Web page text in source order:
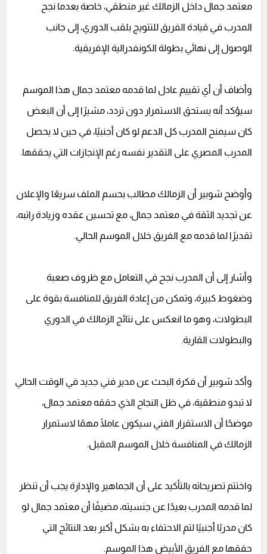
معتمد جمال داخل الزمالك غير منطقي، خاصة بعدما نجح
المدرب في قيادة الفريق للتتويج بلقب الدوري، إلى جانب
الوصول إلى نهائي بطولة الكونفدرالية الإفريقية.
وأضاف أن أي تقييم عادل لما قدمه معتمد جمال هذا الموسم
سيؤكد أنه يستحق الاستمرار دون تردد، مشيرًا إلى أن البعض
كان سيمنح المدرب كل الدعم لو كان أجنبيًا، في حين لا يحصل
المدرب المصري على التقدير نفسه رغم الإنجازات التي يحققها.
وأوضح شوبير أن الزمالك مطالب بحسم الملف سريعًا والإعلان
عن تجديد الثقة في معتمد جمال، مع تحسين عقده وزيادة راتبه،
تقديرًا لما قدمه مع الفريق خلال الموسم الحالي.
وأشار إلى أن المدرب نجح في التعامل مع ظروف صعبة
وضغوط كبيرة، وتمكن من إعادة الفريق للمنافسة بقوة على
البطولات، وهو ما انعكس على نتائج الزمالك في الدوري
والبطولات القارية.
وأكد شوبير أن فكرة البحث عن مدير فني جديد في الوقت الحالي
لا تبدو منطقية، في ظل النجاح الذي حققه معتمد جمال،
موضحًا أن الاستقرار الفني سيكون عاملًا مهمًا لاستمرار
الزمالك في المنافسة خلال الموسم المقبل.
واختتم تصريحاته بالتأكيد على أن الجماهير والإدارة يجب أن تنظر
لما قدمه المدرب بعيدًا عن جنسيته، مضيفًا أن معتمد جمال لو
كان مدربًا أجنبيًا لتم الاحتفاء به بشكل أكبر بعد النتائج التي
حققها مع الفريق الأبيض هذا الموسم.